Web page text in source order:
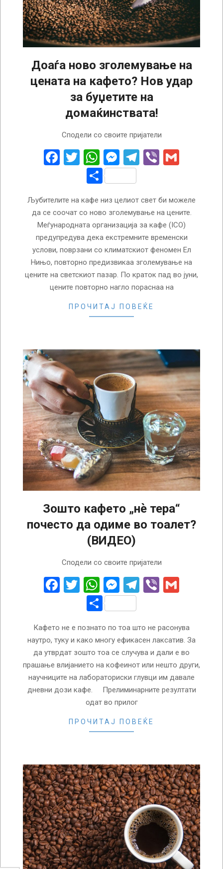
Доаѓа ново зголемување на
цената на кафето? Нов удар
за буџетите на
домаќинствата!
Сподели со своите пријатели
Facebook
Twitter
WhatsApp
Messenger
Telegram
Viber
Share
Љубителите на кафе низ целиот свет би можеле
да се соочат со ново зголемување на цените.
Меѓународната организација за кафе (ICO)
предупредува дека екстремните временски
услови, поврзани со климатскиот феномен Ел
Нињо, повторно предизвикаа зголемување на
цените на светскиот пазар. По краток пад во јуни,
цените повторно нагло пораснаа на
ПРОЧИТАЈ ПОВЕЌЕ
Зошто кафето „нѐ тера“
почесто да одиме во тоалет?
(ВИДЕО)
Сподели со своите пријатели
Facebook
Twitter
WhatsApp
Messenger
Telegram
Viber
Share
Кафето не е познато по тоа што не расонува
наутро, туку и како многу ефикасен лаксатив. За
да утврдат зошто тоа се случува и дали е во
прашање влијанието на кофеинот или нешто други,
научниците на лабораториски глувци им давале
дневни дози кафе. Прелиминарните резултати
одат во прилог
ПРОЧИТАЈ ПОВЕЌЕ